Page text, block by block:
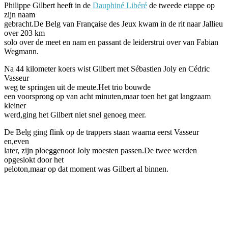
Philippe Gilbert heeft in de Dauphiné Libéré de tweede etappe op
zijn naam
gebracht.De Belg van Française des Jeux kwam in de rit naar Jallieu
over 203 km
solo over de meet en nam en passant de leiderstrui over van Fabian
Wegmann.
Na 44 kilometer koers wist Gilbert met Sébastien Joly en Cédric
Vasseur
weg te springen uit de meute.Het trio bouwde
een voorsprong op van acht minuten,maar toen het gat langzaam
kleiner
werd,ging het Gilbert niet snel genoeg meer.
De Belg ging flink op de trappers staan waarna eerst Vasseur
en,even
later, zijn ploeggenoot Joly moesten passen.De twee werden
opgeslokt door het
peloton,maar op dat moment was Gilbert al binnen.